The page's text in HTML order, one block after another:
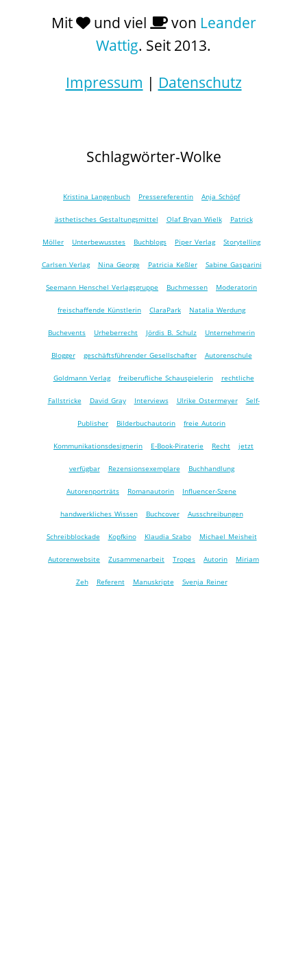
Mit und viel von Leander
Wattig. Seit 2013.
Impressum | Datenschutz
Schlagwörter-Wolke
Kristina Langenbuch Pressereferentin Anja Schöpf
ästhetisches Gestaltungsmittel Olaf Bryan Wielk Patrick
Möller Unterbewusstes Buchblogs Piper Verlag Storytelling
Carlsen Verlag Nina George Patricia Keßler Sabine Gasparini
Seemann Henschel Verlagsgruppe Buchmessen Moderatorin
freischaffende Künstlerin ClaraPark Natalia Werdung
Buchevents Urheberrecht Jördis B. Schulz Unternehmerin
Blogger geschäftsführender Gesellschafter Autorenschule
Goldmann Verlag freiberufliche Schauspielerin rechtliche
Fallstricke David Gray Interviews Ulrike Ostermeyer Self-
Publisher Bilderbuchautorin freie Autorin
Kommunikationsdesignerin E-Book-Piraterie Recht jetzt
verfügbar Rezensionsexemplare Buchhandlung
Autorenporträts Romanautorin Influencer-Szene
handwerkliches Wissen Buchcover Ausschreibungen
Schreibblockade Kopfkino Klaudia Szabo Michael Meisheit
Autorenwebsite Zusammenarbeit Tropes Autorin Miriam
Zeh Referent Manuskripte Svenja Reiner